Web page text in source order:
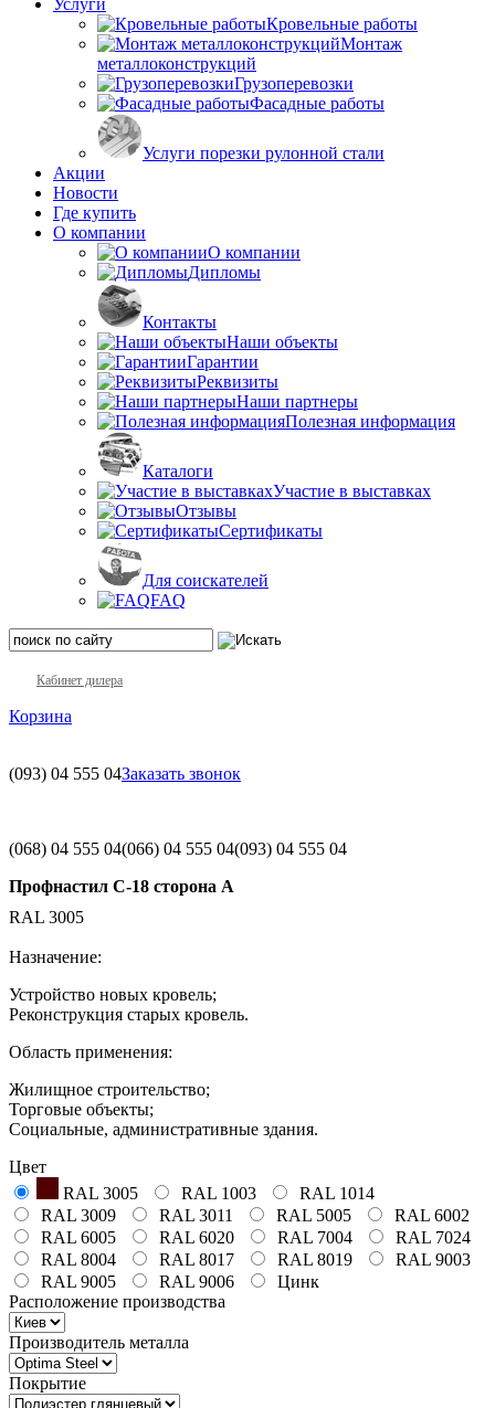
Кровельные работы
Монтаж
металлоконструкций
Грузоперевозки
Фасадные работы
Услуги порезки рулонной стали
Акции
Новости
Где купить
О компании
О компании
Дипломы
Контакты
Наши объекты
Гарантии
Реквизиты
Наши партнеры
Полезная информация
Каталоги
Участие в выставках
Отзывы
Сертификаты
Для соискателей
FAQ
Кабинет дилера
Корзина
(093) 04 555 04Заказать звонок
(068) 04 555 04(066) 04 555 04(093) 04 555 04
Профнастил С-18 сторона А
RAL 3005
Назначение:
Устройство новых кровель;
Реконструкция старых кровель.
Область применения:
Жилищное строительство;
Торговые объекты;
Социальные, административные здания.
Цвет
RAL 3005
RAL 1003
RAL 1014
RAL 3009
RAL 3011 RAL 5005
RAL 6002
RAL 6005
RAL 6020 RAL 7004
RAL 7024
RAL 8004
RAL 8017 RAL 8019
RAL 9003
RAL 9005
RAL 9006
Цинк
Расположение производства
Производитель металла
Покрытие